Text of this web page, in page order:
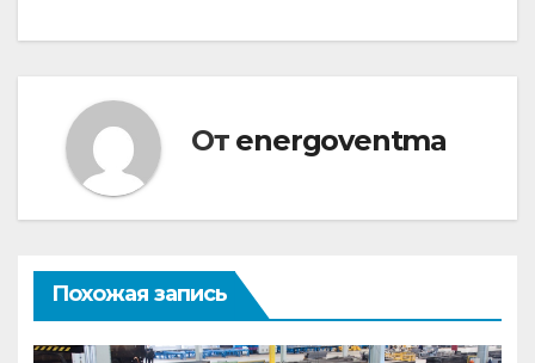
От energoventma
Похожая запись